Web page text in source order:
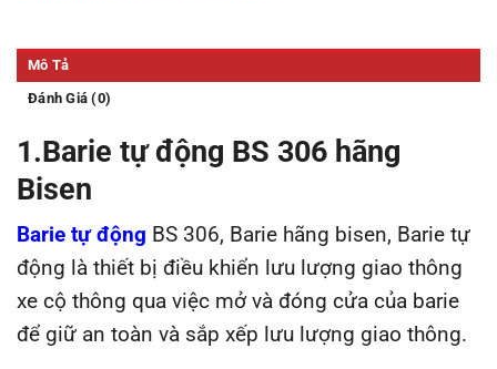
Mô Tả
Đánh Giá (0)
1.Barie tự động BS 306 hãng
Bisen
Barie tự động BS 306, Barie hãng bisen, Barie tự
động là thiết bị điều khiển lưu lượng giao thông
xe cộ thông qua việc mở và đóng cửa của barie
để giữ an toàn và sắp xếp lưu lượng giao thông.